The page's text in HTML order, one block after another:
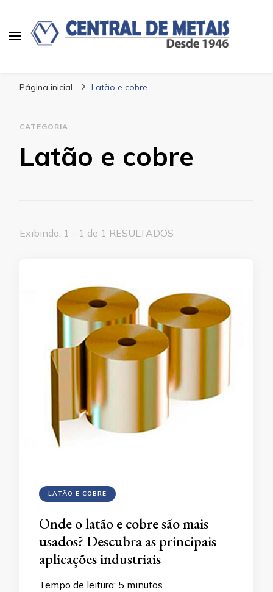
Página inicial Latão e cobre
CATEGORIA
Latão e cobre
Exibindo: 1 - 1 de 1 RESULTADOS
LATÃO E COBRE
Onde o latão e cobre são mais
usados? Descubra as principais
aplicações industriais
Tempo de leitura: 5 minutos